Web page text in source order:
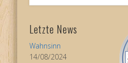
Letzte News
Wahnsinn
14/08/2024